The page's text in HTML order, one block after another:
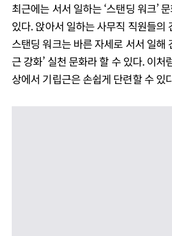
최근에는 서서 일하는 ‘스탠딩 워크’
있다. 앉아서 일하는 사무직 직원들의
스탠딩 워크는 바른 자세로 서서 일해
근 강화’ 실천 문화라 할 수 있다. 이처
상에서 기립근은 손쉽게 단련할 수 있